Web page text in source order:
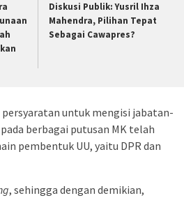
Diskusi Publik: Yusril Ihza
Mahendra, Pilihan Tepat
Sebagai Cawapres?
untuk mengisi jabatan-
berbagai putusan MK telah
pembentuk UU, yaitu DPR dan
, sehingga dengan demikian,